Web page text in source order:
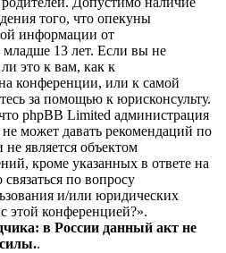
того, что опекуны
информации от
13 лет. Если вы не
это к вам, как к
конференции, или к самой
за помощью к юрисконсульту.
phpBB Limited администрация
может давать рекомендаций по
является объектом
кроме указанных в ответе на
по вопросу
и/или юридических
этой конференцией?».
в России данный акт не
.